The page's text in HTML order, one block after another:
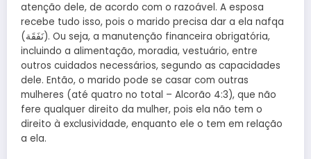
atenção dele, de acordo com o razoável. A esposa
recebe tudo isso, pois o marido precisa dar a ela nafqa
(نَفَقَة). Ou seja, a manutenção financeira obrigatória,
incluindo a alimentação, moradia, vestuário, entre
outros cuidados necessários, segundo as capacidades
dele. Então, o marido pode se casar com outras
mulheres (até quatro no total – Alcorão 4:3), que não
fere qualquer direito da mulher, pois ela não tem o
direito à exclusividade, enquanto ele o tem em relação
a ela.